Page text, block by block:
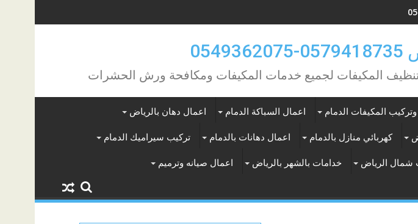
المكيفات لجميع خدمات المكيفات ومكافحة ورش الحشرات
المكيفات الدمام اعمال السباكة الدمام اعمال دهان بالرياض
كهربائي منازل بالدمام اعمال دهانات بالدمام تركيب سيراميك الدمام
شمال الرياض خدامات بالشهر بالرياض اعمال صيانه وترميم